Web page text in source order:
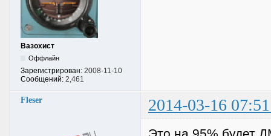
Вазохист
Оффлайн
Зарегистрирован: 2008-11-10
Сообщений: 2,461
Fleser 2014-03-16